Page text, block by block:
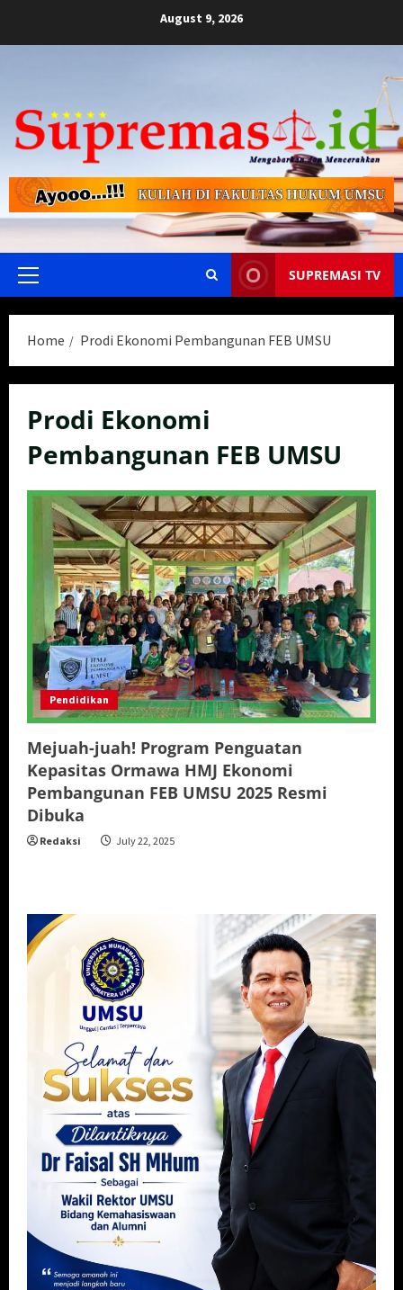
August 9, 2026
Primary
SUPREMASI TV
Home Prodi Ekonomi Pembangunan FEB UMSU
Prodi Ekonomi
Pembangunan FEB UMSU
Pendidikan
Mejuah-juah! Program Penguatan
Kepasitas Ormawa HMJ Ekonomi
Pembangunan FEB UMSU 2025 Resmi
Dibuka
Redaksi July 22, 2025